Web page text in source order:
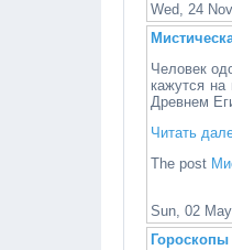
Wed, 24
Человек
кажутся
Древнем
Читать
The post
Sun, 02